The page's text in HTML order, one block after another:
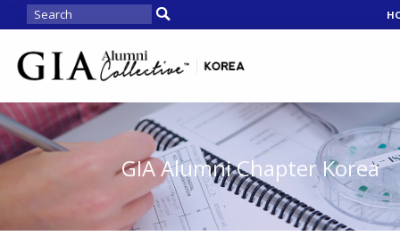
GIA Alumni Chapter Korea